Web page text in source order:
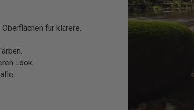
für klarere,
Look.